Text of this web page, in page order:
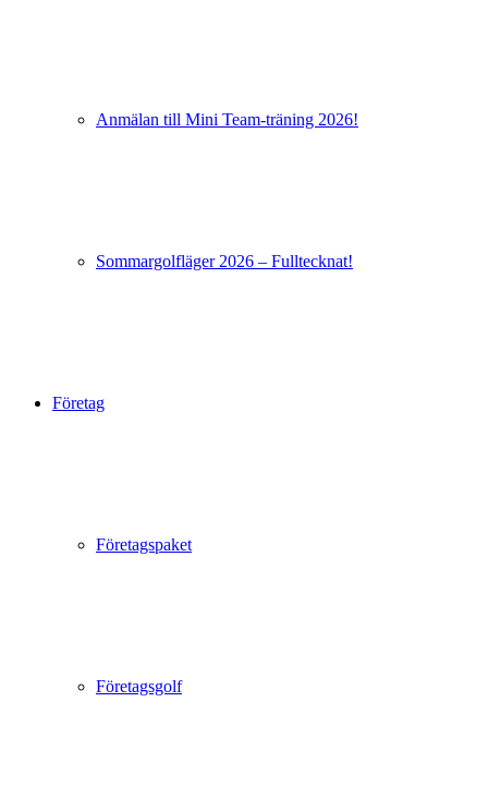
Anmälan till Mini Team-träning 2026!
Sommargolfläger 2026 – Fulltecknat!
Företag
Företagspaket
Företagsgolf